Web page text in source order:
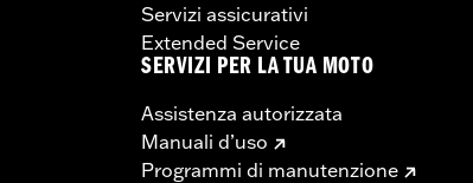
Servizi assicurativi
Extended Service
SERVIZI PER LA TUA MOTO
Assistenza autorizzata
Manuali d’uso
Programmi di manutenzione